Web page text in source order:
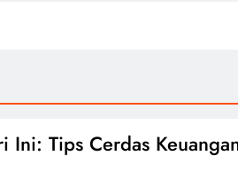
Ini: Tips Cerdas